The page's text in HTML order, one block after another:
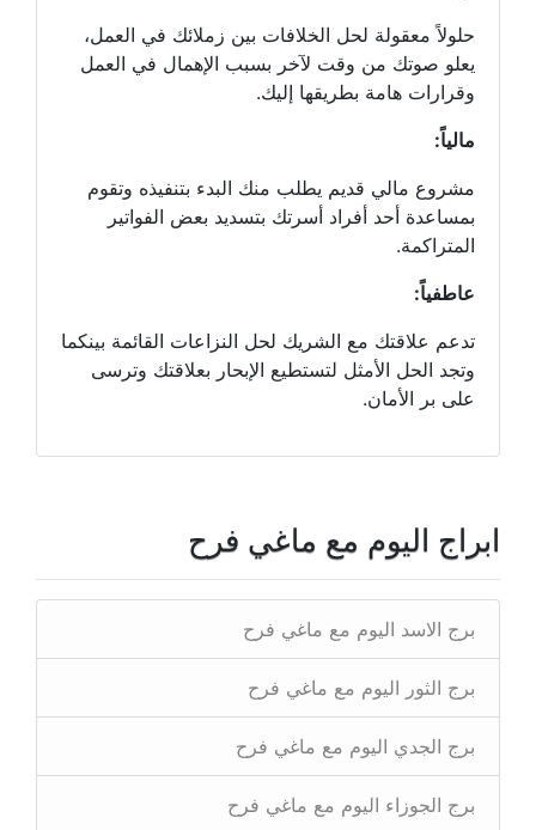
حلولاً معقولة لحل الخلافات بين زملائك في العمل،
يعلو صوتك من وقت لآخر بسبب الإهمال في العمل
وقرارات هامة بطريقها إليك.
مالياً:
مشروع مالي قديم يطلب منك البدء بتنفيذه وتقوم
بمساعدة أحد أفراد أسرتك بتسديد بعض الفواتير
المتراكمة.
عاطفياً:
تدعم علاقتك مع الشريك لحل النزاعات القائمة بينكما
وتجد الحل الأمثل لتستطيع الإبحار بعلاقتك وترسى
على بر الأمان.
ابراج اليوم مع ماغي فرح
برج الاسد اليوم مع ماغي فرح
برج الثور اليوم مع ماغي فرح
برج الجدي اليوم مع ماغي فرح
برج الجوزاء اليوم مع ماغي فرح